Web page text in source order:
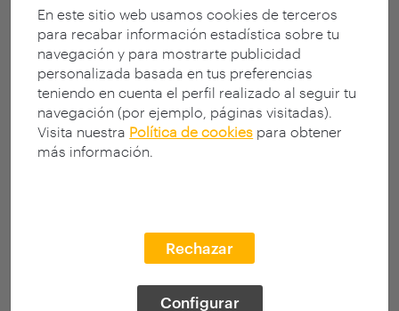
En este sitio web usamos cookies de terceros
para recabar información estadística sobre tu
navegación y para mostrarte publicidad
personalizada basada en tus preferencias
teniendo en cuenta el perfil realizado al seguir tu
navegación (por ejemplo, páginas visitadas).
Visita nuestra Política de cookies para obtener
más información.
Rechazar
Configurar